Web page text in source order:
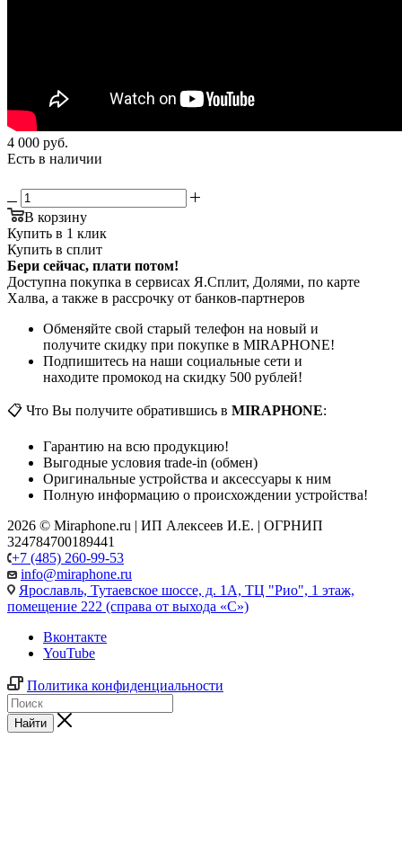
4 000 руб.
Есть в наличии
В корзину
Купить в 1 клик
Купить в сплит
Бери сейчас, плати потом!
Доступна покупка в сервисах Я.Сплит, Долями, по карте
Халва, а также в рассрочку от банков-партнеров
Обменяйте свой старый телефон на новый и
получите скидку при покупке в MIRAPHONE!
Подпишитесь на наши социальные сети и
находите промокод на скидку 500 рублей!
📋 Что Вы получите обратившись в MIRAPHONE:
Гарантию на всю продукцию!
Выгодные условия trade-in (обмен)
Оригинальные устройства и аксессуары к ним
Полную информацию о происхождении устройства!
2026 © Miraphone.ru | ИП Алексеев И.Е. | ОГРНИП
324784700189441
+7 (485) 260-99-53
info@miraphone.ru
Ярославль, Тутаевское шоссе, д. 1А, ТЦ "Рио", 1 этаж,
помещение 222 (справа от выхода «С»)
Вконтакте
YouTube
Политика конфиденциальности
Найти